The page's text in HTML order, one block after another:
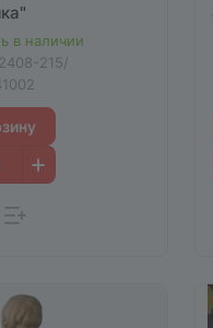
в наличии
215/